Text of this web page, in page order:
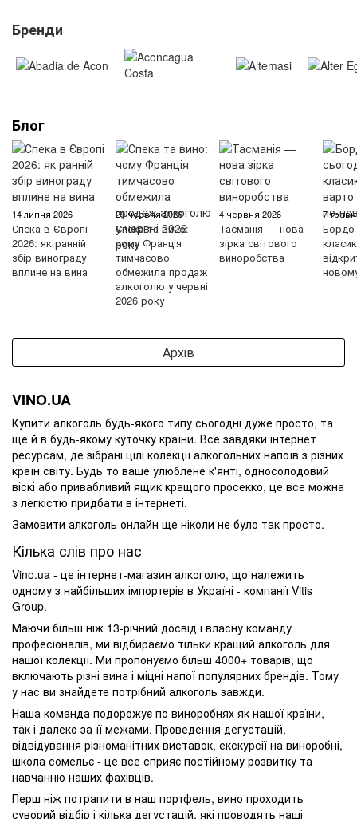
Бренди
Блог
14 липня 2026
Спека в Європі
2026: як ранній
збір винограду
вплине на вина
29 червня 2026
Спека та вино:
чому Франція
тимчасово
обмежила продаж
алкоголю у червні
2026 року
4 червня 2026
Тасманія — нова
зірка світового
виноробства
7
Бордо
Архів
VINO.UA
Купити алкоголь будь-якого типу сьогодні дуже просто, та
ще й в будь-якому куточку країни. Все завдяки інтернет
ресурсам, де зібрані цілі колекції алкогольних напоїв з різних
країн світу. Будь то ваше улюблене к'янті, односолодовий
віскі або привабливий ящик кращого просекко, це все можна
з легкістю придбати в інтернеті.
Замовити алкоголь онлайн ще ніколи не було так просто.
Кілька слів про нас
Vino.ua - це інтернет-магазин алкоголю, що належить
одному з найбільших імпортерів в Україні - компанії Vitis
Group.
Маючи більш ніж 13-річний досвід і власну команду
професіоналів, ми відбираємо тільки кращий алкоголь для
нашої колекції. Ми пропонуємо більш 4000+ товарів, що
включають різні вина і міцні напої популярних брендів. Тому
у нас ви знайдете потрібний алкоголь завжди.
Наша команда подорожує по виноробнях як нашої країни,
так і далеко за її межами. Проведення дегустацій,
відвідування різноманітних виставок, екскурсії на виноробні,
школа сомельє - це все сприяє постійному розвитку та
навчанню наших фахівців.
Перш ніж потрапити в наш портфель, вино проходить
суворий відбір і кілька дегустацій, які проводять наші